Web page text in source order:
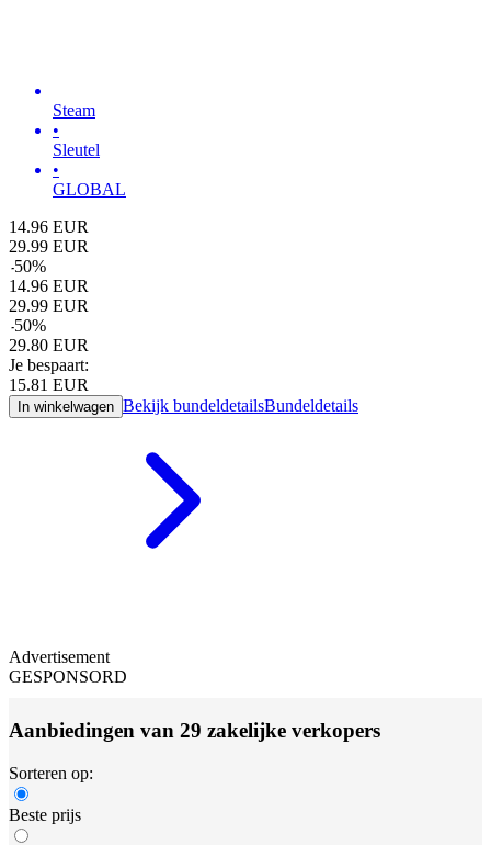
Steam
•
Sleutel
•
GLOBAL
14.96 EUR
29.99 EUR
-50%
14.96 EUR
29.99 EUR
-50%
29.80 EUR
Je bespaart:
15.81 EUR
In winkelwagen Bekijk bundeldetailsBundeldetails
Advertisement
GESPONSORD
Aanbiedingen van 29 zakelijke verkopers
Sorteren op:
Beste prijs